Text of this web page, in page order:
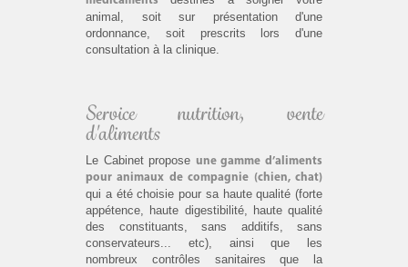
animal, soit sur présentation d'une
ordonnance, soit prescrits lors d'une
consultation à la clinique.
Service nutrition, vente
d'aliments
Le Cabinet propose une gamme d’aliments
pour animaux de compagnie (chien, chat)
qui a été choisie pour sa haute qualité (forte
appétence, haute digestibilité, haute qualité
des constituants, sans additifs, sans
conservateurs... etc), ainsi que les
nombreux contrôles sanitaires que la